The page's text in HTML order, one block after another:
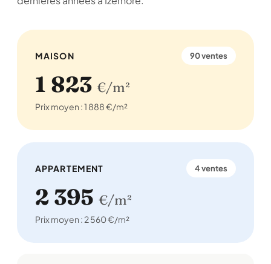
MAISON 90 ventes
1 823 €/m²
Prix moyen : 1 888 €/m²
APPARTEMENT 4 ventes
2 395 €/m²
Prix moyen : 2 560 €/m²